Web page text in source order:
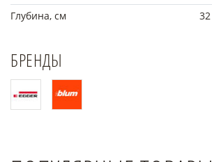
Глубина, см
32
БРЕНДЫ